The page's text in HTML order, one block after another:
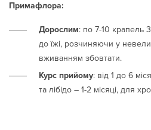
Примафлора:
Дорослим: по 7-10 крапель
до їжі, розчиняючи у
вживанням збовтати.
Курс прийому: від 1 до 6
та лібідо – 1-2 місяці, для